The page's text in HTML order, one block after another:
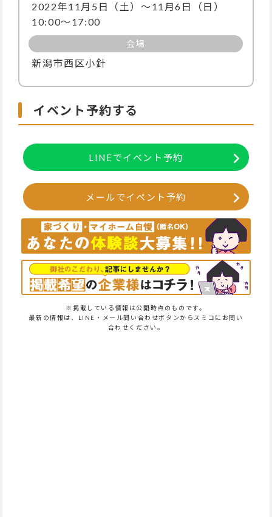
2022年11月5日（土）〜11月6日（日）
10:00〜17:00
会場
新潟市西区小針
イベント予約する
LINEでイベント予約
メールでイベント予約
※掲載している情報は公開時点のものです。
最新の情報は、LINE・メール問い合わせボタンからスミコにお問い
合わせください。